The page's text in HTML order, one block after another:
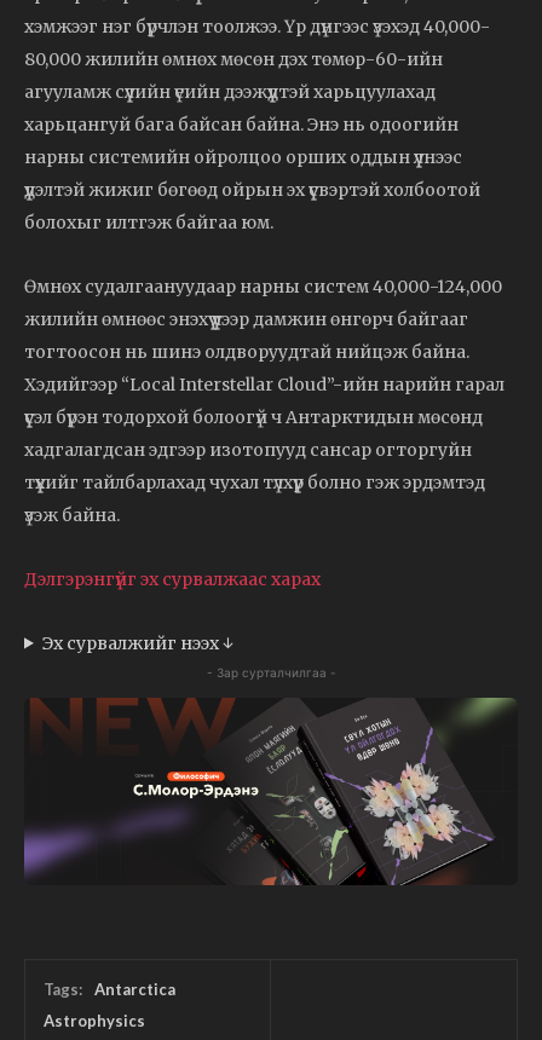
хэмжээг нэг бүрчлэн тоолжээ. Үр дүнгээс үзэхэд 40,000-
80,000 жилийн өмнөх мөсөн дэх төмөр-60-ийн
агууламж сүүлийн үеийн дээжүүдтэй харьцуулахад
харьцангуй бага байсан байна. Энэ нь одоогийн
нарны системийн ойролцоо орших оддын үүлнээс
үүдэлтэй жижиг бөгөөд ойрын эх үүсвэртэй холбоотой
болохыг илтгэж байгаа юм.
Өмнөх судалгаануудаар нарны систем 40,000-124,000
жилийн өмнөөс энэхүү үүлээр дамжин өнгөрч байгааг
тогтоосон нь шинэ олдворуудтай нийцэж байна.
Хэдийгээр “Local Interstellar Cloud”-ийн нарийн гарал
үүсэл бүрэн тодорхой болоогүй ч Антарктидын мөсөнд
хадгалагдсан эдгээр изотопууд сансар огторгуйн
түүхийг тайлбарлахад чухал түлхүүр болно гэж эрдэмтэд
үзэж байна.
Дэлгэрэнгүйг эх сурвалжаас харах
Эх сурвалжийг нээх ↓
- Зар сурталчилгаа -
Tags:
Antarctica
Astrophysics